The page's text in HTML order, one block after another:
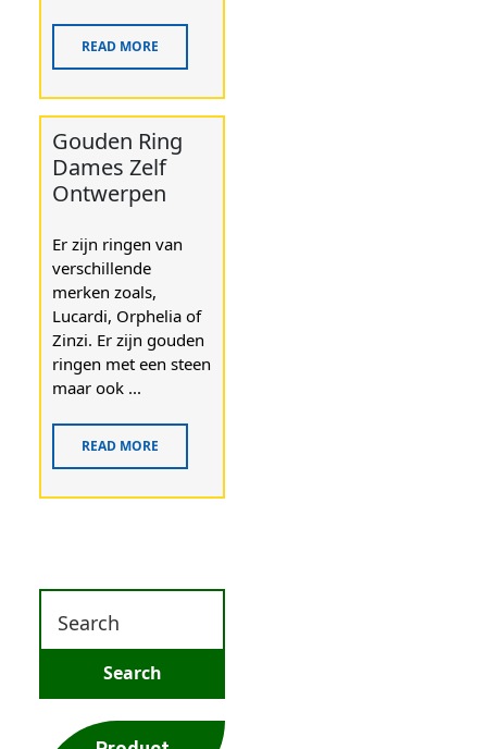
READ MORE
Gouden Ring
Dames Zelf
Ontwerpen
Er zijn ringen van
verschillende
merken zoals,
Lucardi, Orphelia of
Zinzi. Er zijn gouden
ringen met een steen
maar ook ...
READ MORE